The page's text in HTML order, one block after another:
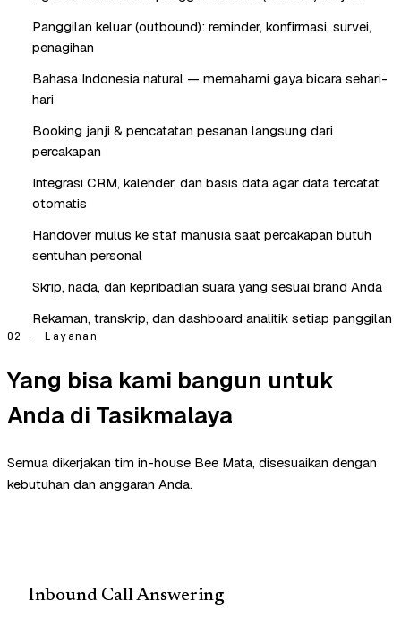
Panggilan keluar (outbound): reminder, konfirmasi, survei,
penagihan
Bahasa Indonesia natural — memahami gaya bicara sehari-
hari
Booking janji & pencatatan pesanan langsung dari
percakapan
Integrasi CRM, kalender, dan basis data agar data tercatat
otomatis
Handover mulus ke staf manusia saat percakapan butuh
sentuhan personal
Skrip, nada, dan kepribadian suara yang sesuai brand Anda
Rekaman, transkrip, dan dashboard analitik setiap panggilan
02 — Layanan
Yang bisa kami bangun untuk
Anda di Tasikmalaya
Semua dikerjakan tim in-house Bee Mata, disesuaikan dengan
kebutuhan dan anggaran Anda.
Inbound Call Answering